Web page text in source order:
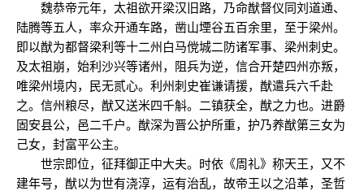
魏恭帝元年，太祖欲开梁汉旧路，乃命猷督仪同刘道通、
陆腾等五人，率众开通车路，凿山堙谷五百余里，至于梁州。
即以猷为都督梁利等十二州白马傥城二防诸军事、梁州刺史。
及太祖崩，始利沙兴等诸州，阻兵为逆，信合开楚四州亦叛，
唯梁州境内，民无贰心。利州刺史崔谦请援，猷遣兵六千赴
之。信州粮尽，猷又送米四千斛。二镇获全，猷之力也。进爵
固安县公，邑二千户。猷深为晋公护所重，护乃养猷第三女为
己女，封富平公主。
世宗即位，征拜御正中大夫。时依《周礼》称天王，又不
建年号，猷以为世有浇淳，运有治乱，故帝王以之沿革，圣哲